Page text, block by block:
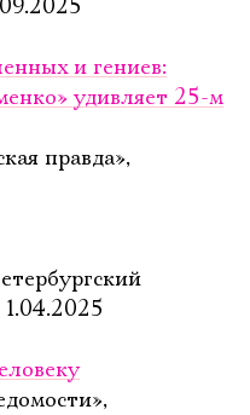
и гениев:
удивляет 25-м
правда»,